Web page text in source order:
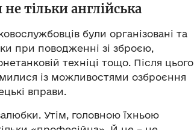
тільки англійська
були організовані та
при поводженні зі зброєю,
техніці тощо. Після цього
із можливостями озброєння
вправи.
Утім, головною їхньою